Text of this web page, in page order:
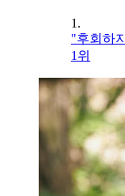
1.
"후회하
1위